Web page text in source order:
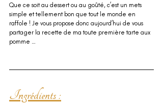
Que ce soit au dessert ou au goûté, c’est un mets
simple et tellement bon que tout le monde en
raffole ! Je vous propose donc aujourd’hui de vous
partager la recette de ma toute première tarte aux
pomme …
Ingrédients :